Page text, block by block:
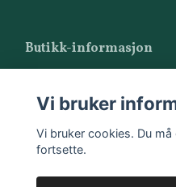
Butikk-informasjon
Vilkår og
Vi bruker
Vi bruker cookies. Du
fortsette.